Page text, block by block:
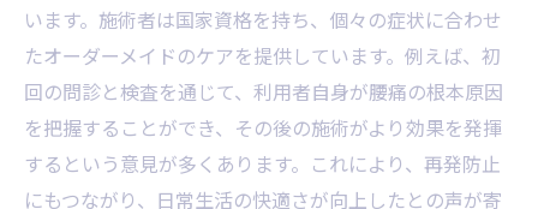
ジの選び方
自分に合った施術を選ぶポイント
腰痛のタイプに応じた施術の紹介
施術を受ける前に知っておくべきこと
新松田駅近くの施術施設の強み
います。施術者は国家資格を持ち、個々の症状に合わせ
たオーダーメイドのケアを提供しています。例えば、初
回の問診と検査を通じて、利用者自身が腰痛の根本原因
を把握することができ、その後の施術がより効果を発揮
するという意見が多くあります。これにより、再発防止
にもつながり、日常生活の快適さが向上したとの声が寄